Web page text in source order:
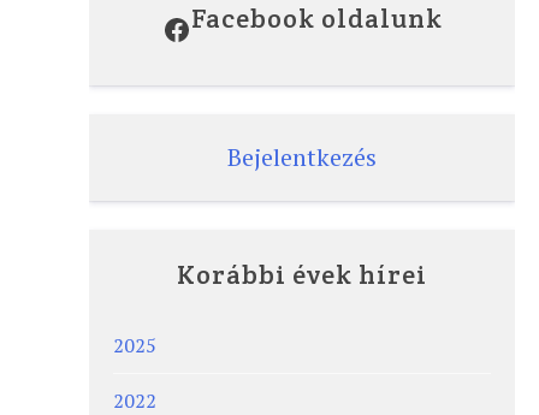
Facebook
Facebook oldalunk
Bejelentkezés
Korábbi évek hírei
2025
2022